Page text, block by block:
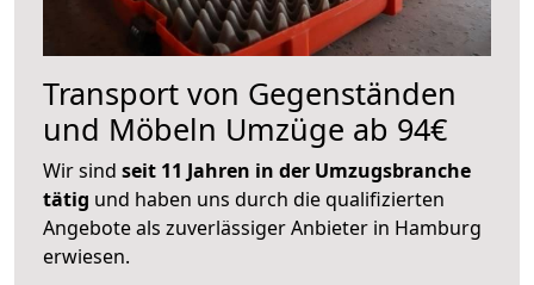
Transport von Gegenständen
und Möbeln Umzüge ab 94€
Wir sind seit 11 Jahren in der Umzugsbranche
tätig und haben uns durch die qualifizierten
Angebote als zuverlässiger Anbieter in Hamburg
erwiesen.